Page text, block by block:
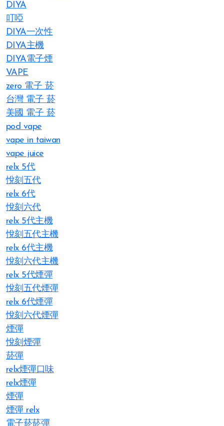
DIYA
叮啞
DIYA一次性
DIYA主機
DIYA電子煙
VAPE
zero 電子 菸
台灣 電子 菸
美國 電子 菸
pod vape
vape in taiwan
vape juice
relx 5代
悅刻五代
relx 6代
悅刻六代
relx 5代主機
悅刻五代主機
relx 6代主機
悅刻六代主機
relx 5代煙彈
悅刻五代煙彈
relx 6代煙彈
悅刻六代煙彈
煙彈
悅刻煙彈
菸彈
relx煙彈口味
relx煙彈
煙彈
煙彈 relx
電子菸菸彈